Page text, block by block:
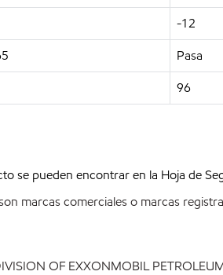
-12
Pasa
96
se pueden encontrar en la Hoja de
marcas comerciales o marcas
OF EXXONMOBIL